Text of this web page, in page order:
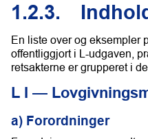
1.2.3.
En liste over og eksempler
offentliggjort i L-udgaven,
retsakterne er grupperet i
L I —
a) Forordninger